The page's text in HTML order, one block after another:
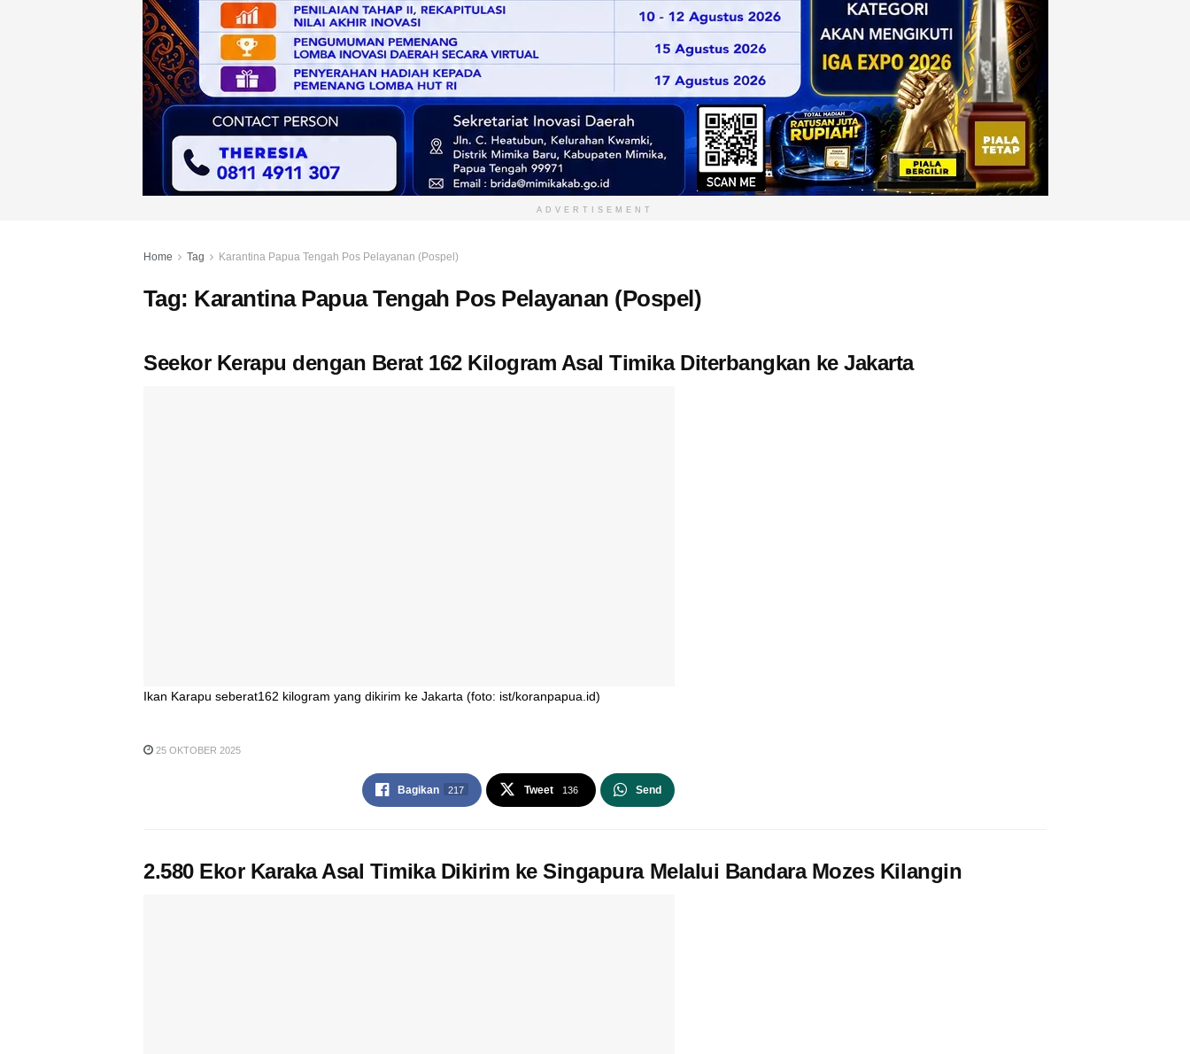
ADVERTISEMENT
Home Tag Karantina Papua Tengah Pos Pelayanan (Pospel)
Tag: Karantina Papua Tengah Pos Pelayanan (Pospel)
Seekor Kerapu dengan Berat 162 Kilogram Asal Timika Diterbangkan ke Jakarta
Ikan Karapu seberat162 kilogram yang dikirim ke Jakarta (foto: ist/koranpapua.id)
25 OKTOBER 2025
Bagikan 217 Tweet 136 Send
2.580 Ekor Karaka Asal Timika Dikirim ke Singapura Melalui Bandara Mozes Kilangin